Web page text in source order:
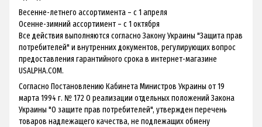
Весенне-летнего ассортимента – с 1 апреля
Осенне-зимний ассортимент – с 1 октября
Все действия выполняются согласно Закону Украины "Защита прав
потребителей" и внутренних документов, регулирующих вопрос
предоставления гарантийного срока в интернет-магазине
USALPHA.COM.
Согласно Постановлению Кабинета Министров Украины от 19
марта 1994 г. № 172 О реализации отдельных положений Закона
Украины "О защите прав потребителей", утвержден перечень
товаров надлежащего качества, не подлежащих обмену